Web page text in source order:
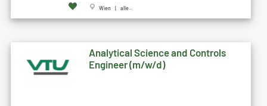
Wien | alle...
Analytical Science and Controls
Engineer (m/w/d)